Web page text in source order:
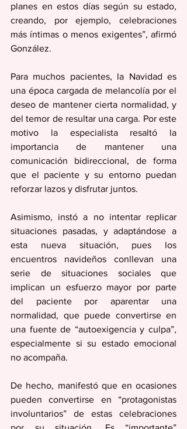
planes en estos días según su estado,
creando, por ejemplo, celebraciones
más íntimas o menos exigentes”, afirmó
González.
Para muchos pacientes, la Navidad es
una época cargada de melancolía por el
deseo de mantener cierta normalidad, y
del temor de resultar una carga. Por este
motivo la especialista resaltó la
importancia de mantener una
comunicación bidireccional, de forma
que el paciente y su entorno puedan
reforzar lazos y disfrutar juntos.
Asimismo, instó a no intentar replicar
situaciones pasadas, y adaptándose a
esta nueva situación, pues los
encuentros navideños conllevan una
serie de situaciones sociales que
implican un esfuerzo mayor por parte
del paciente por aparentar una
normalidad, que puede convertirse en
una fuente de “autoexigencia y culpa”,
especialmente si su estado emocional
no acompaña.
De hecho, manifestó que en ocasiones
pueden convertirse en “protagonistas
involuntarios” de estas celebraciones